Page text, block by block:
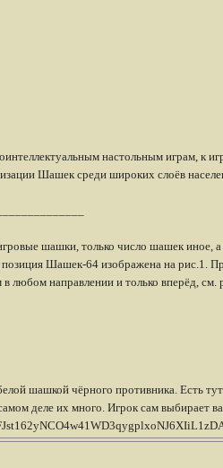
настольным играм, к
Шашек среди широких слоёв
шашки, только число шашек
Шашек-64 изображена на рис.1.
любом направлении и только вперёд, см.
шашкой чёрного противника. Есть
деле их много. Игрок сам выбирает